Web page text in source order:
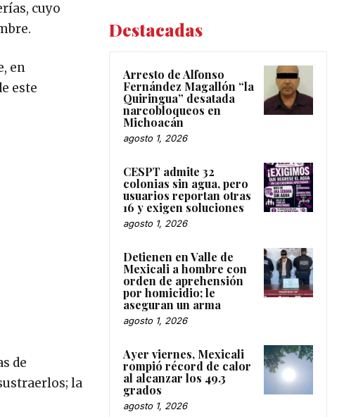
cuyo
en
este
de
la
Destacadas
Arresto de Alfonso
Fernández Magallón “la
Quiringua” desatada
narcobloqueos en
Michoacán
agosto 1, 2026
CESPT admite 32
colonias sin agua, pero
usuarios reportan otras
16 y exigen soluciones
agosto 1, 2026
Detienen en Valle de
Mexicali a hombre con
orden de aprehensión
por homicidio; le
aseguran un arma
agosto 1, 2026
Ayer viernes, Mexicali
rompió récord de calor
al alcanzar los 49.3
grados
agosto 1, 2026